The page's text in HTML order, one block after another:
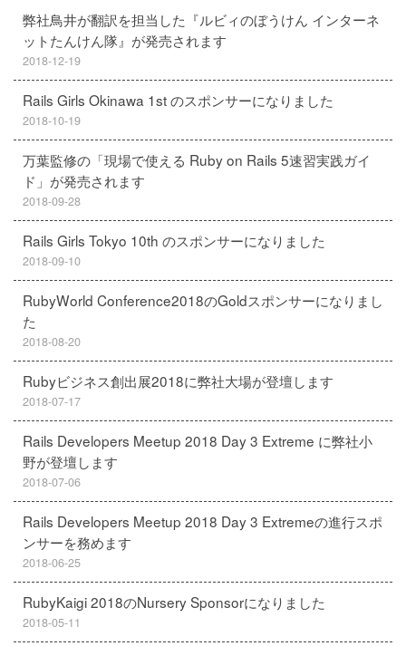
弊社鳥井が翻訳を担当した『ルビィのぼうけん インターネ
ットたんけん隊』が発売されます
2018-12-19
Rails Girls Okinawa 1st のスポンサーになりました
2018-10-19
万葉監修の「現場で使える Ruby on Rails 5速習実践ガイ
ド」が発売されます
2018-09-28
Rails Girls Tokyo 10th のスポンサーになりました
2018-09-10
RubyWorld Conference2018のGoldスポンサーになりまし
た
2018-08-20
Rubyビジネス創出展2018に弊社大場が登壇します
2018-07-17
Rails Developers Meetup 2018 Day 3 Extreme に弊社小
野が登壇します
2018-07-06
Rails Developers Meetup 2018 Day 3 Extremeの進行スポ
ンサーを務めます
2018-06-25
RubyKaigi 2018のNursery Sponsorになりました
2018-05-11